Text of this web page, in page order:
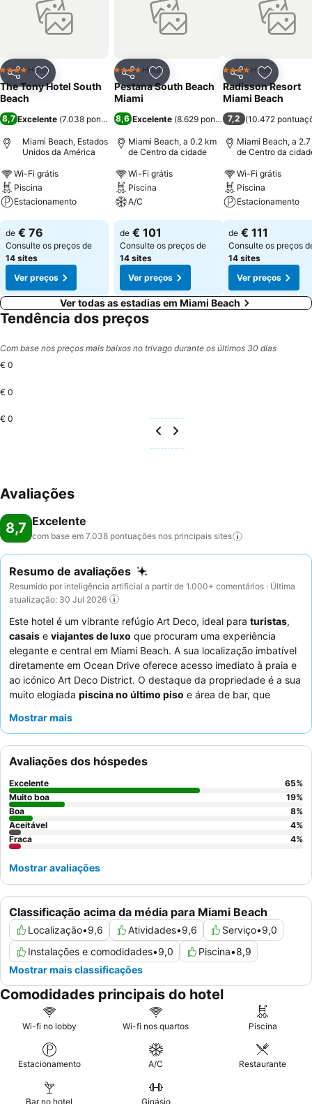
requintada e podem ser de vários tipos. Na generalidade as
funcionalidades presentes são constituídas por ar condicionado,
secretária, área de estar, aquecimento, wc com duche ou banheira,
telefone, televisão e janela com vistas.
PartilharAdicionar aos favoritos
4 EstrelasHotel
The Tony Hotel South
Beach
8,7 Excelente (7.038 pontuações)
Miami Beach, Estados
Unidos da América
Wi-Fi grátis
Piscina
Estacionamento
Ver preços
de € 76
Consulte os preços de
14 sites
Ver preços
PartilharAdicionar aos favoritos
4 EstrelasHotel
Pestana South Beach
Miami
8,6 Excelente (8.629 pontuações)
Miami Beach, a 0.2 km
de Centro da cidade
Wi-Fi grátis
Piscina
A/C
Ver preços
de € 101
Consulte os preços de
14 sites
Ver preços
Partilhar
4 EstrelasHotel
Radisson Resort
Miami Beach
7,2 (10.472
Miami Beach, a
de Centro da
Wi-Fi grátis
Piscina
Estacionamento
Ver preços
de € 111
Consulte os preços
14 sites
Ver preços
Ver todas as estadias em Miami Beach
Tendência dos preços
Com base nos preços mais baixos no trivago durante os últimos 30 dias
€ 0
€ 0
€ 0
Avaliações
8,7 Excelente
com base em 7.038 pontuações nos principais sites
Resumo de avaliações
Resumido por inteligência artificial a partir de 1.000+ comentários · Última
atualização: 30 Jul 2026
Este hotel é um vibrante refúgio Art Deco, ideal para turistas,
casais e viajantes de luxo que procuram uma experiência
elegante e central em Miami Beach. A sua localização imbatível
diretamente em Ocean Drive oferece acesso imediato à praia e
ao icónico Art Deco District. O destaque da propriedade é a sua
muito elogiada piscina no último piso e área de bar, que
hóspedes elogiam consistentemente a simpatia e a
hotel recebe elogios consistentes pelas suas ofertas excelentes
e com preços razoáveis, incluindo um pequeno-almoço delicioso
e variado. Para uma estadia mais tranquila, os hóspedes são
aconselhados a solicitar um quarto virado para o jardim.
Mostrar mais
Classificação acima da média para Miami Beach
Localização•9,6 Atividades•9,6 Serviço•9,0
Instalações e comodidades•9,0 Piscina•8,9
Mostrar mais classificações
Avaliações dos hóspedes
Excelente 65%
Muito boa
19%
Boa
8%
Aceitável
4%
Fraca
4%
Mostrar avaliações
Comodidades principais do hotel
Wi-fi no lobby Wi-fi nos quartos Piscina
Estacionamento A/C Restaurante
Bar no hotel Ginásio